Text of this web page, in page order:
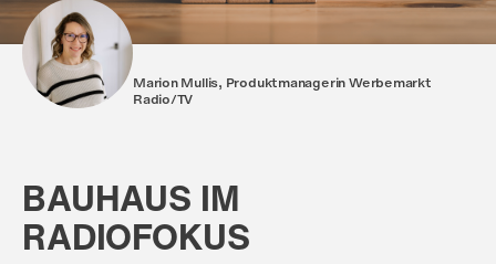
Marion Mullis, Produktmanagerin Werbemarkt
Radio/TV
BAUHAUS IM
RADIOFOKUS